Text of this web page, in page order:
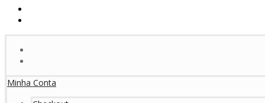
Minha Conta